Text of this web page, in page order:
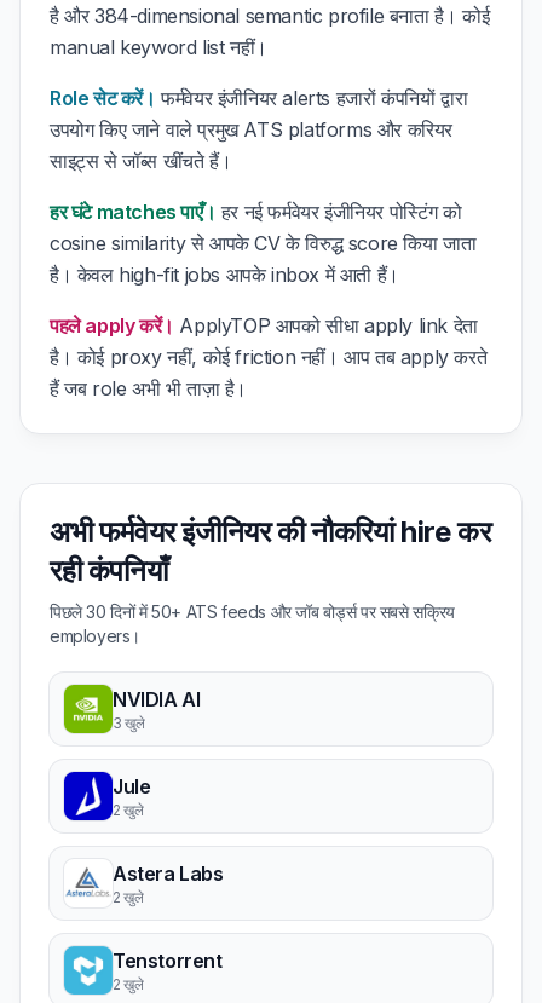
है और 384-dimensional semantic profile बनाता है। कोई
manual keyword list नहीं।
Role सेट करें। फर्मवेयर इंजीनियर alerts हजारों कंपनियों द्वारा
उपयोग किए जाने वाले प्रमुख ATS platforms और करियर
साइट्स से जॉब्स खींचते हैं।
हर घंटे matches पाएँ। हर नई फर्मवेयर इंजीनियर पोस्टिंग को
cosine similarity से आपके CV के विरुद्ध score किया जाता
है। केवल high-fit jobs आपके inbox में आती हैं।
पहले apply करें। ApplyTOP आपको सीधा apply link देता
है। कोई proxy नहीं, कोई friction नहीं। आप तब apply करते
हैं जब role अभी भी ताज़ा है।
अभी फर्मवेयर इंजीनियर की नौकरियां hire कर
रही कंपनियाँ
पिछले 30 दिनों में 50+ ATS feeds और जॉब बोर्ड्स पर सबसे सक्रिय
employers।
NVIDIA AI
3 खुले
Jule
2 खुले
Astera Labs
2 खुले
Tenstorrent
2 खुले